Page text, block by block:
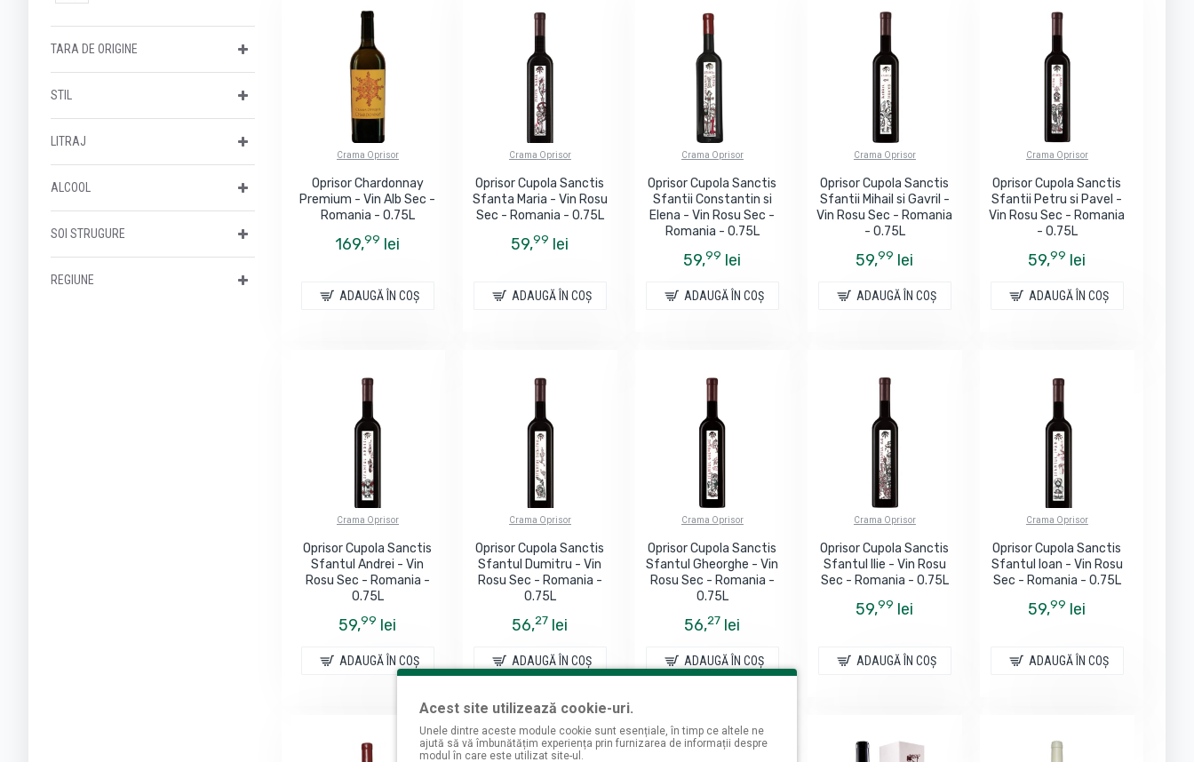
LITRAJ
ALCOOL
SOI STRUGURE
REGIUNE
TARA DE ORIGINE
STIL
Crama Oprisor
Oprisor Chardonnay
Premium - Vin Alb Sec -
Romania - 0.75L
169,99 lei
ADAUGĂ ÎN COŞ
Crama Oprisor
Oprisor Cupola Sanctis
Sfanta Maria - Vin Rosu
Sec - Romania - 0.75L
59,99 lei
ADAUGĂ ÎN COŞ
Crama Oprisor
Oprisor Cupola Sanctis
Sfantii Constantin si
Elena - Vin Rosu Sec -
Romania - 0.75L
59,99 lei
ADAUGĂ ÎN COŞ
Crama Oprisor
Oprisor Cupola Sanctis
Sfantii Mihail si Gavril -
Vin Rosu Sec - Romania
- 0.75L
59,99 lei
ADAUGĂ ÎN COŞ
Crama Oprisor
Oprisor Cupola Sanctis
Sfantii Petru si Pavel -
Vin Rosu Sec - Romania
- 0.75L
59,99 lei
ADAUGĂ ÎN COŞ
Crama Oprisor
Oprisor Cupola Sanctis
Sfantul Andrei - Vin
Rosu Sec - Romania -
0.75L
59,99 lei
ADAUGĂ ÎN COŞ
Crama Oprisor
Oprisor Cupola Sanctis
Sfantul Dumitru - Vin
Rosu Sec - Romania -
0.75L
56,27 lei
ADAUGĂ ÎN COŞ
Crama Oprisor
Oprisor Cupola Sanctis
Sfantul Gheorghe - Vin
Rosu Sec - Romania -
0.75L
56,27 lei
ADAUGĂ ÎN COŞ
Crama Oprisor
Oprisor Cupola Sanctis
Sfantul Ilie - Vin Rosu
Sec - Romania - 0.75L
59,99 lei
ADAUGĂ ÎN COŞ
Crama Oprisor
Oprisor Cupola Sanctis
Sfantul Ioan - Vin Rosu
Sec - Romania - 0.75L
59,99 lei
ADAUGĂ ÎN COŞ
Acest site utilizează cookie-uri.
Unele dintre aceste module cookie sunt esențiale, în timp ce altele ne
ajută să vă îmbunătățim experiența prin furnizarea de informații despre
modul în care este utilizat site-ul.